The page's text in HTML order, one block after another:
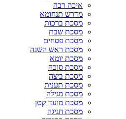
איכה רבה
מדרש תנחומא
מסכת ברכות
מסכת שבת
מסכת פסחים
מסכת ראש השנה
מסכת יומא
מסכת סוכה
מסכת ביצה
מסכת תענית
מסכת מגילה
מסכת מועד קטן
מסכת חגיגה